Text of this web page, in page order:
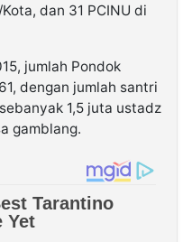
dan 31 PCINU di
jumlah Pondok
dengan jumlah santri
1,5 juta ustadz
gamblang.